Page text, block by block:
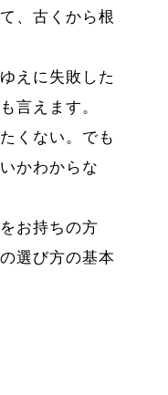
、古くから根
えに失敗した
言えます。
くない。でも
かわからな
お持ちの方
選び方の基本